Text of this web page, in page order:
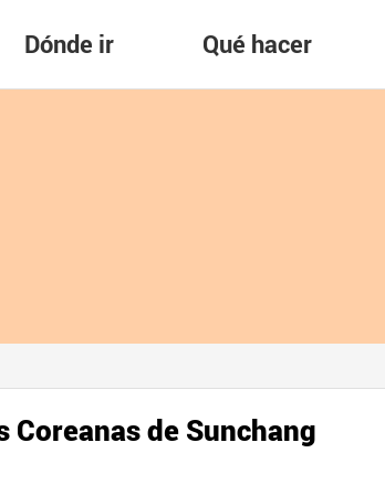
Dónde ir Qué hacer
Coreanas de Sunchang